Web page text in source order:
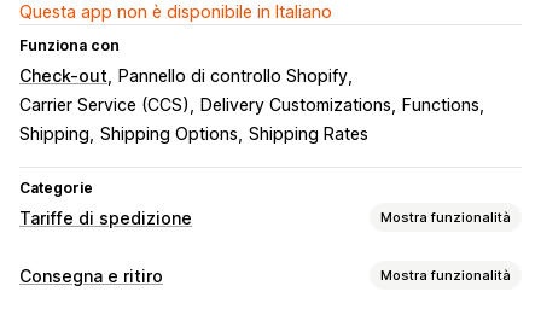
Questa app non è disponibile in Italiano
Funziona con
Check-out
Pannello di controllo Shopify
Carrier Service (CCS)
Delivery Customizations
Functions
Shipping Shipping Options Shipping Rates
Categorie
Tariffe di spedizione Mostra funzionalità
Calcolo delle tariffe
Consegna e ritiro Mostra funzionalità